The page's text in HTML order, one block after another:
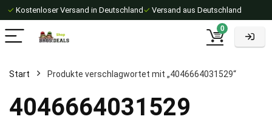
✓ Kostenloser Versand in Deutschland ✓ Versand aus Deutschland
0
Start Produkte verschlagwortet mit „4046664031529“
4046664031529